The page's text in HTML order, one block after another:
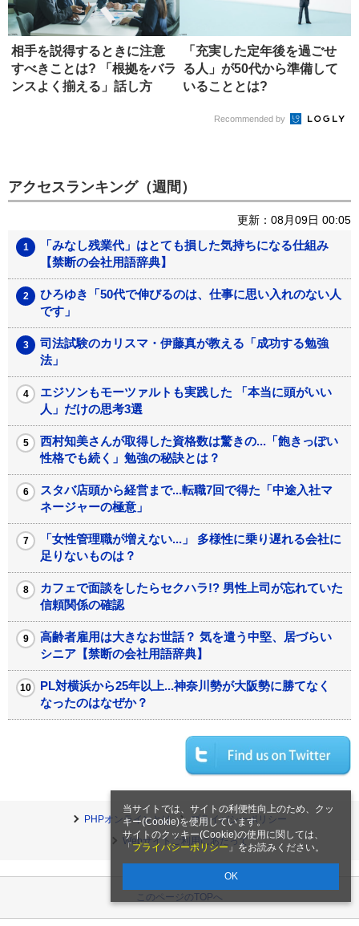
当サイトでは、サイトの利便性向上のため、クッ
キー(Cookie)を使用しています。
サイトのクッキー(Cookie)の使用に関しては、
「 プライバシーポリシー 」をお読みください。
OK
相手を説得するときに注意
すべきことは? 「根拠をバラ
ンスよく揃える」話し方
「充実した定年後を過ごせ
る人」が50代から準備して
いることとは?
Recommended by
アクセスランキング（週間）
更新：08月09日 00:05
「みなし残業代」はとても損した気持ちになる仕組み
【禁断の会社用語辞典】
ひろゆき「50代で伸びるのは、仕事に思い入れのない人
です」
司法試験のカリスマ・伊藤真が教える「成功する勉強
法」
エジソンもモーツァルトも実践した 「本当に頭がいい
人」だけの思考3選
西村知美さんが取得した資格数は驚きの...「飽きっぽい
性格でも続く」勉強の秘訣とは？
スタバ店頭から経営まで...転職7回で得た「中途入社マ
ネージャーの極意」
「女性管理職が増えない...」 多様性に乗り遅れる会社に
足りないものは？
カフェで面談をしたらセクハラ!? 男性上司が忘れていた
信頼関係の確認
高齢者雇用は大きなお世話？ 気を遣う中堅、居づらい
シニア【禁断の会社用語辞典】
PL対横浜から25年以上...神奈川勢が大阪勢に勝てなく
なったのはなぜか？
PHPオンラインとは
プライバシーポリシー
Webサイトご利用にあたって
このページのTOPへ